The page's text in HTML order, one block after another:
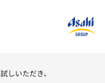
しいただき、